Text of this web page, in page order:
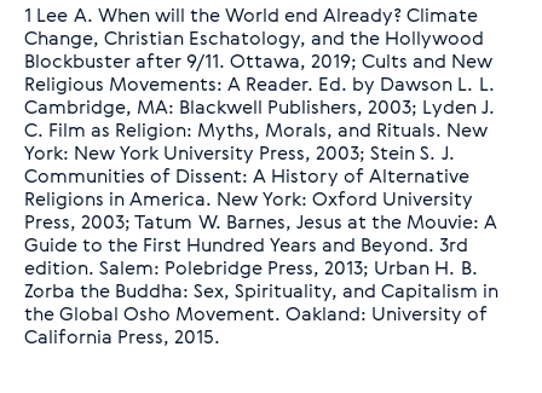
1 Lee A. When will the World end Already? Сlimate
Change, Christian Eschatology, and the Hollywood
Blockbuster after 9/11. Ottawa, 2019; Cults and New
Religious Movements: A Reader. Ed. by Dawson L. L.
Сambridge, MA: Blackwell Publishers, 2003; Lyden J.
C. Film as Religion: Myths, Morals, and Rituals. New
York: New York University Press, 2003; Stein S. J.
Сommunities of Dissent: A History of Alternative
Religions in America. New York: Oxford University
Press, 2003; Tatum W. Barnes, Jesus at the Mouvie: A
Guide to the First Hundred Years and Beyond. 3rd
edition. Salem: Polebridge Press, 2013; Urban H. B.
Zorba the Buddha: Sex, Spirituality, and Capitalism in
the Global Osho Movement. Oakland: University of
California Press, 2015.